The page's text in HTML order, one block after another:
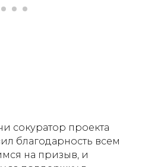
сокуратор проекта
благодарность всем
на призыв, и